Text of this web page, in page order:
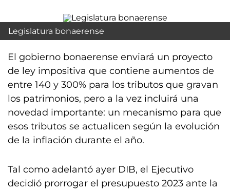
Legislatura bonaerense
El gobierno bonaerense enviará un proyecto
de ley impositiva que contiene aumentos de
entre 140 y 300% para los tributos que gravan
los patrimonios, pero a la vez incluirá una
novedad importante: un mecanismo para que
esos tributos se actualicen según la evolución
de la inflación durante el año.
Tal como adelantó ayer DIB, el Ejecutivo
decidió prorrogar el presupuesto 2023 ante la